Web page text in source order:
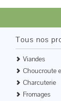
Tous nos
Viandes
Choucroute
Charcuterie
Fromages